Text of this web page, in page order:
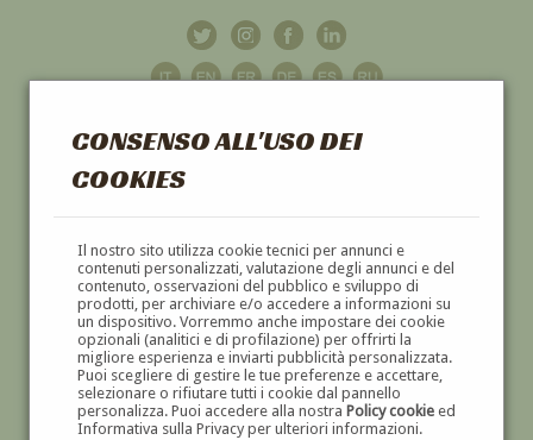
CONSENSO ALL'USO DEI
COOKIES
Il nostro sito utilizza cookie tecnici per annunci e
contenuti personalizzati, valutazione degli annunci e del
contenuto, osservazioni del pubblico e sviluppo di
prodotti, per archiviare e/o accedere a informazioni su
un dispositivo. Vorremmo anche impostare dei cookie
opzionali (analitici e di profilazione) per offrirti la
migliore esperienza e inviarti pubblicità personalizzata.
Puoi scegliere di gestire le tue preferenze e accettare,
selezionare o rifiutare tutti i cookie dal pannello
personalizza. Puoi accedere alla nostra Policy cookieed
Informativa sulla Privacy per ulteriori informazioni.
GALLERIAD'ARTE
DIPINTI E SCULTURE '800 E '900